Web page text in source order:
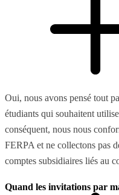
Oui, nous avons pensé tout
étudiants qui souhaitent
conséquent, nous nous
FERPA et ne collectons pas
comptes subsidiaires liés au
Quand les invitations par